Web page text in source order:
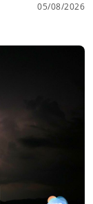
05/08/2026